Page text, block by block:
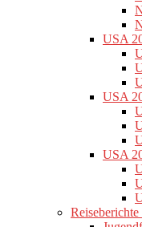
USA
USA
USA